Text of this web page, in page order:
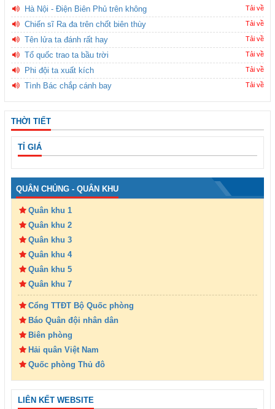
Hà Nội - Điện Biên Phủ trên không Tải về
Chiến sĩ Ra đa trên chốt biên thùy Tải về
Tên lửa ta đánh rất hay Tải về
Tổ quốc trao ta bầu trời Tải về
Phi đội ta xuất kích Tải về
Tình Bác chắp cánh bay Tải về
THỜI TIẾT
TỈ GIÁ
QUÂN CHỦNG - QUÂN KHU
Quân khu 1
Quân khu 2
Quân khu 3
Quân khu 4
Quân khu 5
Quân khu 7
Cổng TTĐT Bộ Quốc phòng
Báo Quân đội nhân dân
Biên phòng
Hải quân Việt Nam
Quốc phòng Thủ đô
LIÊN KẾT WEBSITE